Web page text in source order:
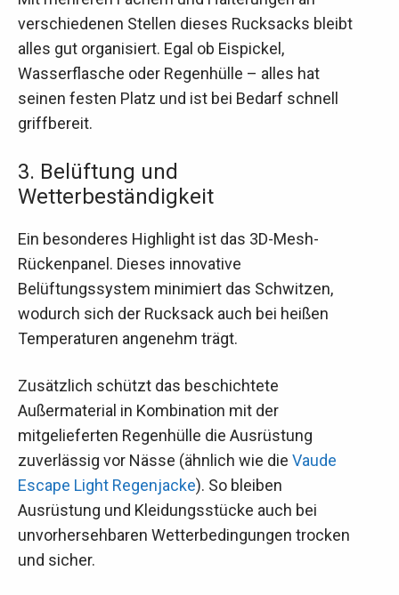
verschiedenen Stellen dieses Rucksacks bleibt
alles gut organisiert. Egal ob Eispickel,
Wasserflasche oder Regenhülle – alles hat
seinen festen Platz und ist bei Bedarf schnell
griffbereit.
3. Belüftung und
Wetterbeständigkeit
Ein besonderes Highlight ist das 3D-Mesh-
Rückenpanel. Dieses innovative
Belüftungssystem minimiert das Schwitzen,
wodurch sich der Rucksack auch bei heißen
Temperaturen angenehm trägt.
Zusätzlich schützt das beschichtete
Außermaterial in Kombination mit der
mitgelieferten Regenhülle die Ausrüstung
zuverlässig vor Nässe (ähnlich wie die Vaude
Escape Light Regenjacke). So bleiben
Ausrüstung und Kleidungsstücke auch bei
unvorhersehbaren Wetterbedingungen trocken
und sicher.